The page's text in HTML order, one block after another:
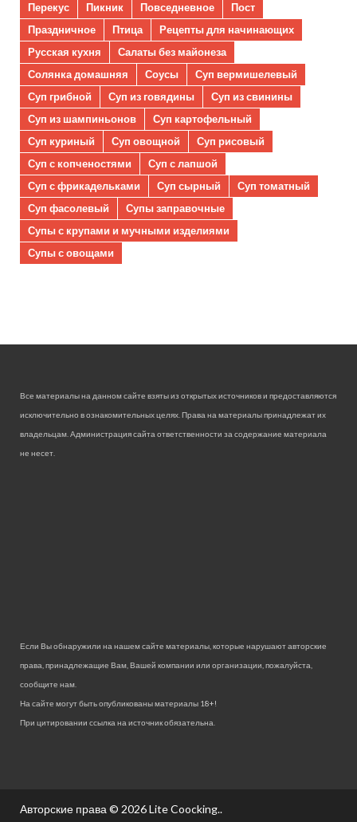
Перекус
Пикник Повседневное
Пост
Праздничное
Птица
Рецепты для начинающих
Русская кухня
Салаты без майонеза
Солянка домашняя
Соусы
Суп вермишелевый
Суп грибной
Суп из говядины
Суп из свинины
Суп из шампиньонов
Суп картофельный
Суп куриный
Суп овощной
Суп рисовый
Суп с копченостями
Суп с лапшой
Суп с фрикадельками
Суп сырный
Суп томатный
Суп фасолевый
Супы заправочные
Супы с крупами и мучными изделиями
Супы с овощами
Все материалы на данном сайте взяты из открытых источников и предоставляются
исключительно в ознакомительных целях. Права на материалы принадлежат их
владельцам. Администрация сайта ответственности за содержание материала
не несет.
Если Вы обнаружили на нашем сайте материалы, которые нарушают авторские
права, принадлежащие Вам, Вашей компании или организации, пожалуйста,
сообщите нам.
На сайте могут быть опубликованы материалы 18+!
При цитировании ссылка на источник обязательна.
Авторские права © 2026Lite Coocking..